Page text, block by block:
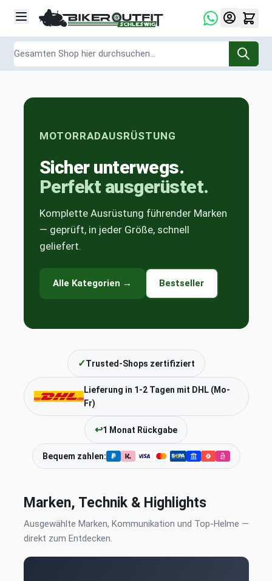
MOTORRADAUSRÜSTUNG
Sicher unterwegs.
Perfekt ausgerüstet.
Komplette Ausrüstung führender Marken
— geprüft, in jeder Größe, schnell
geliefert.
Alle Kategorien → Bestseller
✓Trusted-Shops zertifiziert
Lieferung in 1-2 Tagen mit DHL (Mo-
Fr)
↩1 Monat Rückgabe
Bequem zahlen:
Marken, Technik & Highlights
Ausgewählte Marken, Kommunikation und Top-Helme —
direkt zum Entdecken.